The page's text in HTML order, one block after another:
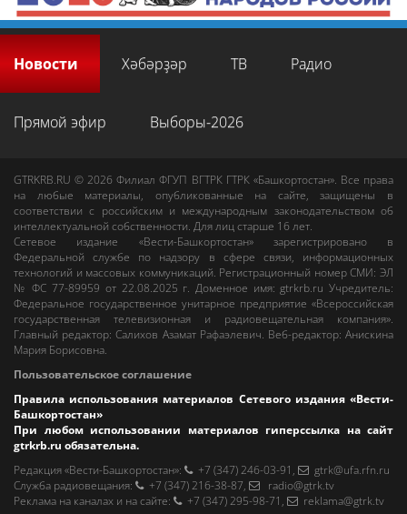
Новости Хәбәрҙәр ТВ Радио
Прямой эфир Выборы-2026
GTRKRB.RU © 2026Филиал ФГУП ВГТРК ГТРК «Башкортостан». Все права
на любые материалы, опубликованные на сайте, защищены в
соответствии с российским и международным законодательством об
интеллектуальной собственности. Для лиц старше 16 лет.
Сетевое издание «Вести-Башкортостан»зарегистрировано в
Федеральной службе по надзору в сфере связи, информационных
технологий и массовых коммуникаций. Регистрационный номер СМИ: ЭЛ
№ ФС 77-89959 от 22.08.2025 г. Доменное имя:gtrkrb.ru Учредитель:
Федеральное государственное унитарное предприятие «Всероссийская
государственная телевизионная и радиовещательная компания».
Главный редактор:Салихов Азамат Рафаэлевич. Веб-редактор:Анискина
Мария Борисовна.
Пользовательское соглашение
Правила использования материалов Сетевого издания «Вести-
Башкортостан»
При любом использовании материалов гиперссылка на сайт
gtrkrb.ru обязательна.
Редакция «Вести-Башкортостан»: +7 (347) 246-03-91 ,
gtrk@ufa.rfn.ru
Cлужба радиовещания: +7 (347) 216-38-87,
radio@gtrk.tv
Реклама на каналах и на сайте: +7 (347) 295-98-71 , reklama@gtrk.tv